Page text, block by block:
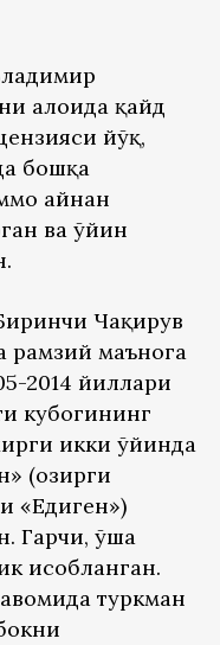
алоҳида қайд
йўқ,
бошқа
айнан
ва ўйин
Чақирув
рамзий маънога
2014 йиллари
кубогининг
икки ўйинда
(ҳозирги
«Едиген»)
Гарчи, ўша
ҳисобланган.
туркман